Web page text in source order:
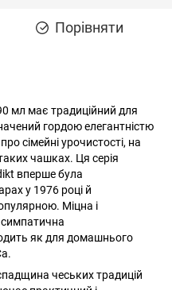
Порівняти
мл має традиційний для
гордою елегантністю
сімейні урочистості, на
чашках. Ця серія
вперше була
у 1976 році й
Міцна і
симпатична
як для домашнього
чеських традицій